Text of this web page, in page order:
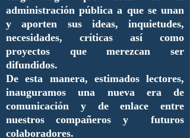
administración pública a que se unan
y aporten sus ideas, inquietudes,
necesidades, críticas así como
proyectos que merezcan ser
difundidos.
De esta manera, estimados lectores,
inauguramos una nueva era de
comunicación y de enlace entre
nuestros compañeros y futuros
colaboradores.